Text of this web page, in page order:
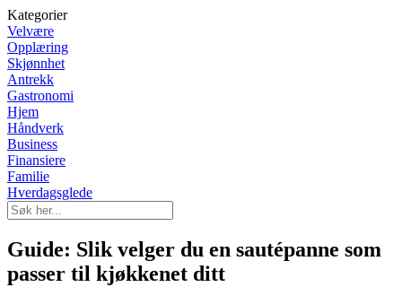
Kategorier
Velvære
Opplæring
Skjønnhet
Antrekk
Gastronomi
Hjem
Håndverk
Business
Finansiere
Familie
Hverdagsglede
Guide: Slik velger du en sautépanne som
passer til kjøkkenet ditt